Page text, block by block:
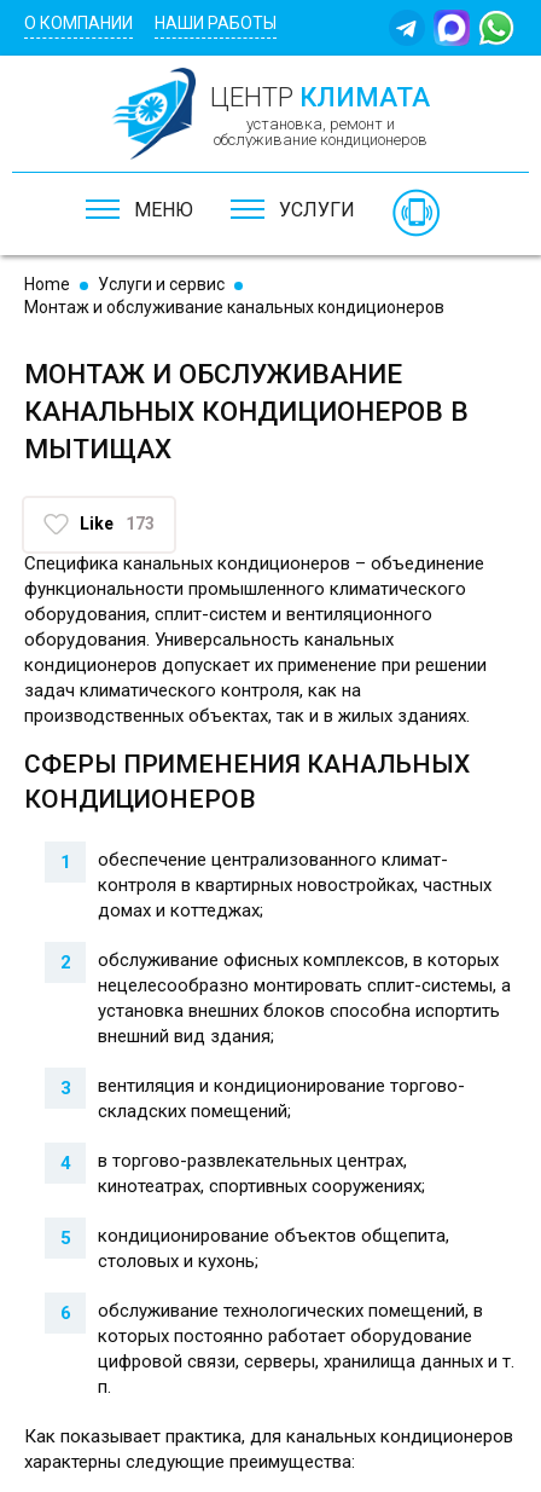
О КОМПАНИИ НАШИ РАБОТЫ
ЦЕНТР КЛИМАТА
установка, ремонт и
обслуживание кондиционеров
МЕНЮ УСЛУГИ
Home
Услуги и сервис
Монтаж и обслуживание канальных кондиционеров
МОНТАЖ И ОБСЛУЖИВАНИЕ
КАНАЛЬНЫХ КОНДИЦИОНЕРОВ В
МЫТИЩАХ
Like 173
Специфика канальных кондиционеров – объединение
функциональности промышленного климатического
оборудования, сплит-систем и вентиляционного
оборудования. Универсальность канальных
кондиционеров допускает их применение при решении
задач климатического контроля, как на
производственных объектах, так и в жилых зданиях.
СФЕРЫ ПРИМЕНЕНИЯ КАНАЛЬНЫХ
КОНДИЦИОНЕРОВ
обеспечение централизованного климат-
контроля в квартирных новостройках, частных
домах и коттеджах;
обслуживание офисных комплексов, в которых
нецелесообразно монтировать сплит-системы, а
установка внешних блоков способна испортить
внешний вид здания;
вентиляция и кондиционирование торгово-
складских помещений;
в торгово-развлекательных центрах,
кинотеатрах, спортивных сооружениях;
кондиционирование объектов общепита,
столовых и кухонь;
обслуживание технологических помещений, в
которых постоянно работает оборудование
цифровой связи, серверы, хранилища данных и т.
п.
Как показывает практика, для канальных кондиционеров
характерны следующие преимущества: